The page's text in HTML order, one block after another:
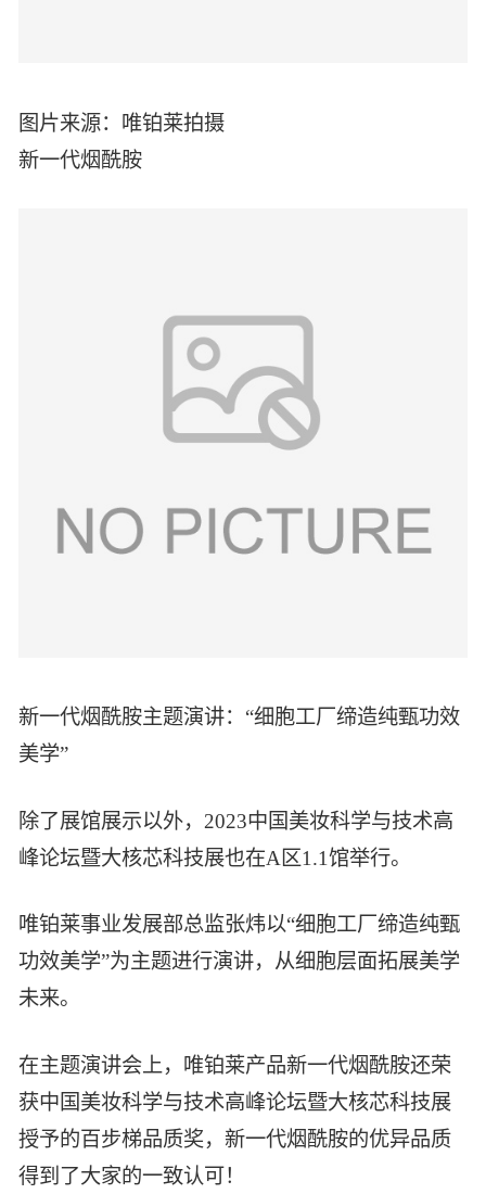
图片来源：唯铂莱拍摄
新一代烟酰胺
新一代烟酰胺主题演讲：“细胞工厂缔造纯甄功效
美学”
除了展馆展示以外，2023中国美妆科学与技术高
峰论坛暨大核芯科技展也在A区1.1馆举行。
唯铂莱事业发展部总监张炜以“细胞工厂缔造纯甄
功效美学”为主题进行演讲，从细胞层面拓展美学
未来。
在主题演讲会上，唯铂莱产品新一代烟酰胺还荣
获中国美妆科学与技术高峰论坛暨大核芯科技展
授予的百步梯品质奖，新一代烟酰胺的优异品质
得到了大家的一致认可！